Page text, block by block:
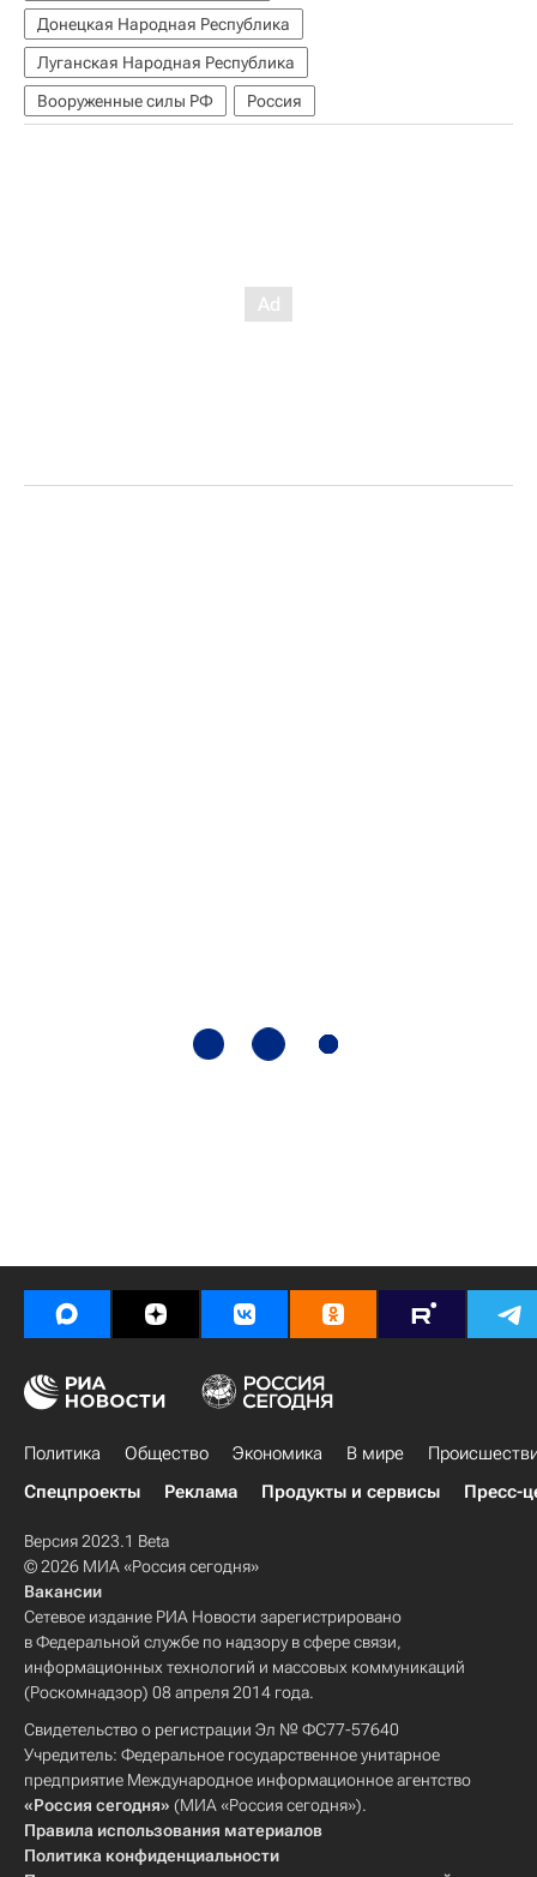
Донецкая Народная Республика
Луганская Народная Республика
Вооруженные силы РФ
Россия
Политика Общество Экономика В мире
Спецпроекты
Реклама Продукты и сервисы Пресс-
Версия 2023.1 Beta
© 2026 МИА «Россия сегодня»
Вакансии
Сетевое издание РИА Новости зарегистрировано
в Федеральной службе по надзору в сфере связи,
информационных технологий и массовых коммуникаций
(Роскомнадзор) 08 апреля 2014 года.
Свидетельство о регистрации Эл № ФС77-57640
Учредитель: Федеральное государственное унитарное
предприятие Международное информационное агентство
«Россия сегодня» (МИА «Россия сегодня»).
Правила использования материалов
Политика конфиденциальности